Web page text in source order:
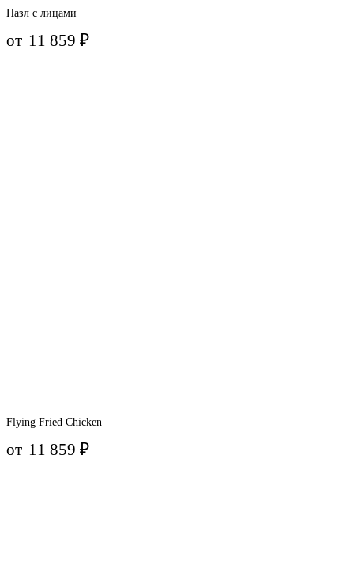
Пазл с лицами
от 11 859₽
Flying Fried Chicken
от 11 859₽